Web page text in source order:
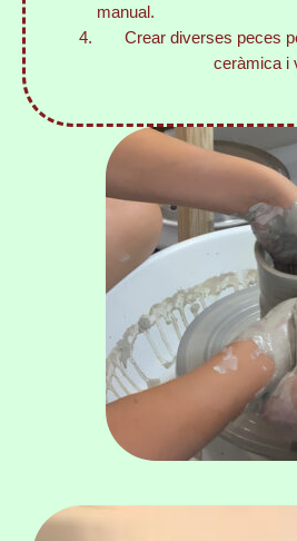
manual.
Crear diverses peces
ceràmica i